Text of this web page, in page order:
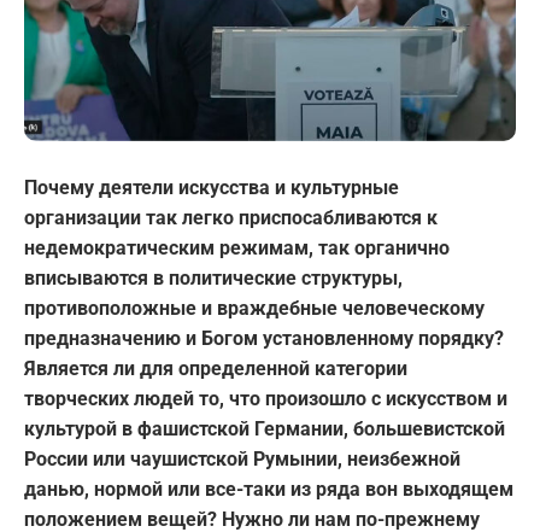
Почему деятели искусства и культурные
организации так легко приспосабливаются к
недемократическим режимам, так органично
вписываются в политические структуры,
противоположные и враждебные человеческому
предназначению и Богом установленному порядку?
Является ли для определенной категории
творческих людей то, что произошло с искусством и
культурой в фашистской Германии, большевистской
России или чаушистской Румынии, неизбежной
данью, нормой или все-таки из ряда вон выходящем
положением вещей? Нужно ли нам по-прежнему